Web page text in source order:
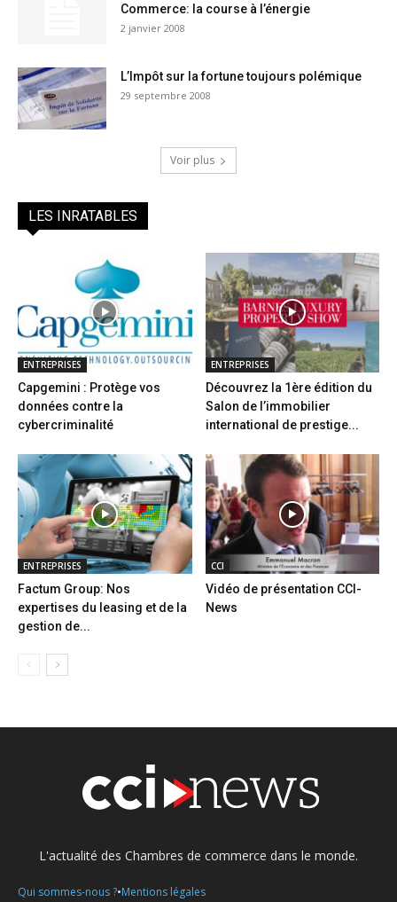
Commerce: la course à l’énergie
2 janvier 2008
L’Impôt sur la fortune toujours polémique
29 septembre 2008
Voir plus
LES INRATABLES
ENTREPRISES
Capgemini : Protège vos
données contre la
cybercriminalité
ENTREPRISES
Découvrez la 1ère édition du
Salon de l’immobilier
international de prestige...
ENTREPRISES
Factum Group: Nos
expertises du leasing et de la
gestion de...
CCI
Vidéo de présentation CCI-
News
L'actualité des Chambres de commerce dans le monde.
Qui sommes-nous ?•Mentions légales